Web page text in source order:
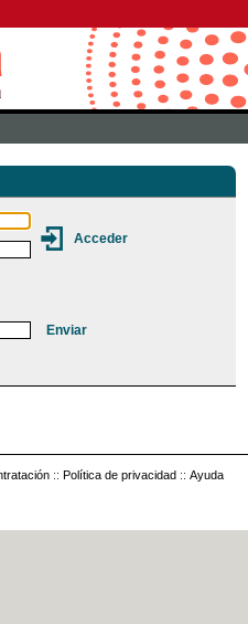
:: Política de privacidad :: Ayuda